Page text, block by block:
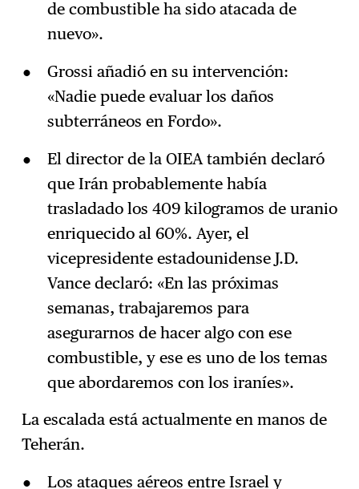
de combustible ha sido atacada de
nuevo».
Grossi añadió en su intervención:
«Nadie puede evaluar los daños
subterráneos en Fordo».
El director de la OIEA también declaró
que Irán probablemente había
trasladado los 409 kilogramos de uranio
enriquecido al 60%. Ayer, el
vicepresidente estadounidense J.D.
Vance declaró: «En las próximas
semanas, trabajaremos para
asegurarnos de hacer algo con ese
combustible, y ese es uno de los temas
que abordaremos con los iraníes».
La escalada está actualmente en manos de
Teherán.
Los ataques aéreos entre Israel y